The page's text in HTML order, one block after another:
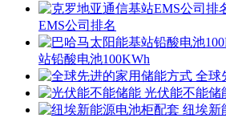
EMS公司排名
站铅酸电池100KWh
全球
光伏能不能储
纽埃新